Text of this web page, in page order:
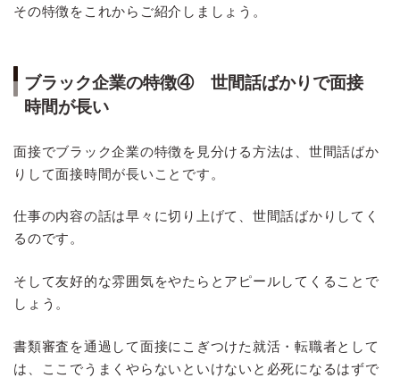
その特徴をこれからご紹介しましょう。
ブラック企業の特徴④ 世間話ばかりで面接
時間が長い
面接でブラック企業の特徴を見分ける方法は、世間話ばか
りして面接時間が長いことです。
仕事の内容の話は早々に切り上げて、世間話ばかりしてく
るのです。
そして友好的な雰囲気をやたらとアピールしてくることで
しょう。
書類審査を通過して面接にこぎつけた就活・転職者として
は、ここでうまくやらないといけないと必死になるはずで